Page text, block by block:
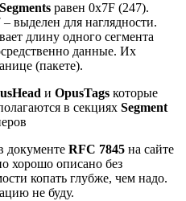
равен 0x7F (247).
выделен для наглядности.
длину одного сегмента
данные. Их
(пакете).
и OpusTags которые
в секциях Segment
документе RFC 7845 на сайте
хорошо описано без
копать глубже, чем надо.
не буду.